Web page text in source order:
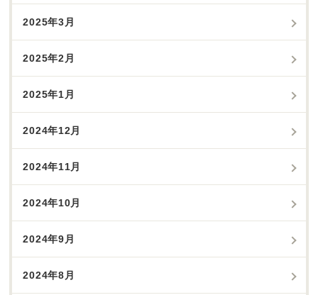
2025年3月
2025年2月
2025年1月
2024年12月
2024年11月
2024年10月
2024年9月
2024年8月